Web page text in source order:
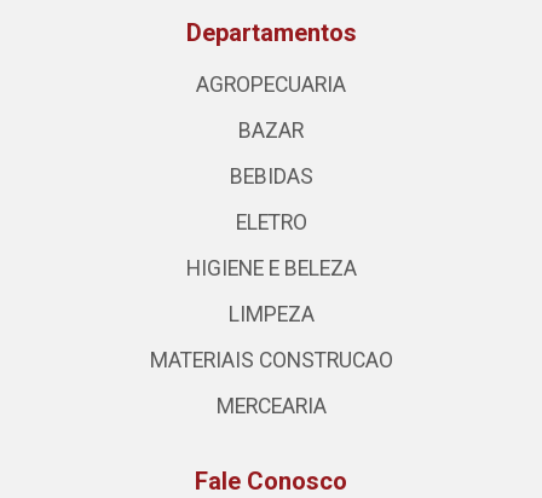
Departamentos
AGROPECUARIA
BAZAR
BEBIDAS
ELETRO
HIGIENE E BELEZA
LIMPEZA
MATERIAIS CONSTRUCAO
MERCEARIA
Fale Conosco